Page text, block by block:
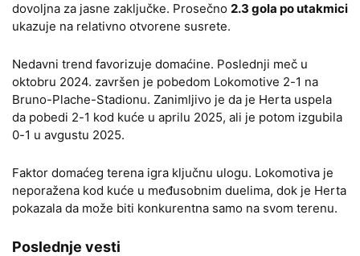
dovoljna za jasne zaključke. Prosečno 2.3 gola po utakmici
ukazuje na relativno otvorene susrete.
Nedavni trend favorizuje domaćine. Poslednji meč u
oktobru 2024. završen je pobedom Lokomotive 2-1 na
Bruno-Plache-Stadionu. Zanimljivo je da je Herta uspela
da pobedi 2-1 kod kuće u aprilu 2025, ali je potom izgubila
0-1 u avgustu 2025.
Faktor domaćeg terena igra ključnu ulogu. Lokomotiva je
neporažena kod kuće u međusobnim duelima, dok je Herta
pokazala da može biti konkurentna samo na svom terenu.
Poslednje vesti